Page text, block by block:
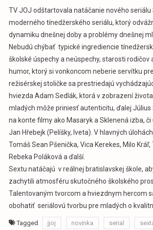
TV JOJ odštartovala natáčanie nového seriálu
moderného tínedžerského seriálu, ktorý
dynamiku dnešnej doby a problémy dnešnej
Nebudú chýbať typické ingrediencie
školské úspechy a neúspechy, starosti rodičov
humor, ktorý si vonkoncom neberie servítku
režisérskej stoličke sa prestriedajú
hviezda Adam Sedlák, ktorá v zobrazení
mladých môže priniesť autenticitu, ďalej Július
na konte filmy ako Masaryk a Sklenená izba,
Jan Hřebejk (Pelíšky, Iveta). V hlavných
Tomáš Sean Pšenička, Vica Kerekes, Milo
Rebeka Poláková a ďalší.
Sextu natáčajú v reálnej bratislavskej škole,
zachytili atmosféru skutočného školského
Talentovaným tvorcom a hviezdnym hercom
obohatiť seriálovú tvorbu pre mladých o
Tagged jjoj novinka serial